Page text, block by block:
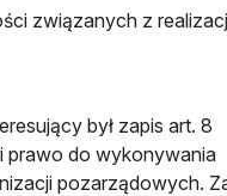
związanych z
był zapis art. 8
prawo do wykonywania
pozarządowych.